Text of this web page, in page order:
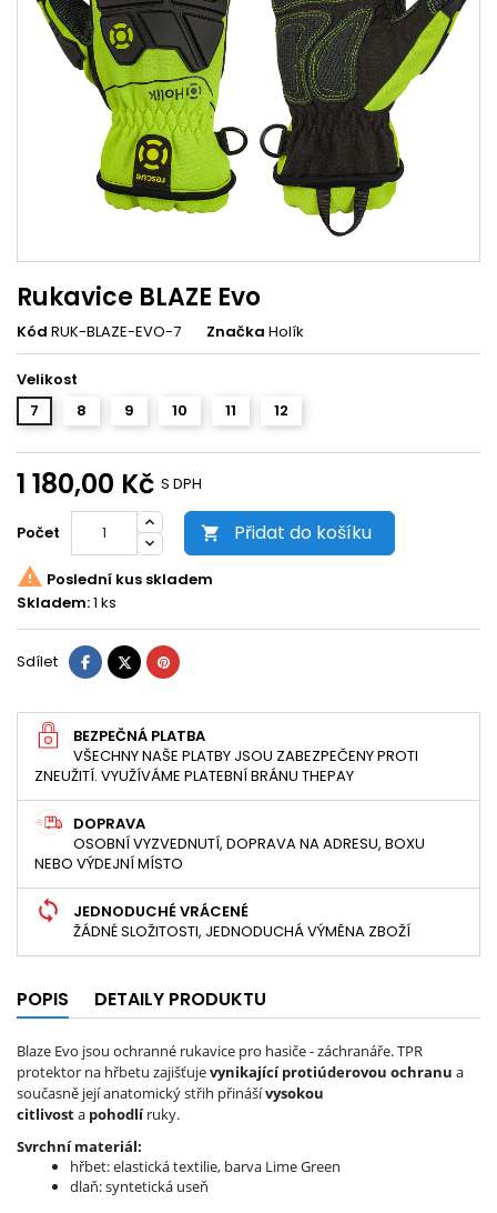
Rukavice BLAZE Evo
Kód RUK-BLAZE-EVO-7 Značka Holík
Velikost
7
8 9 10 11 12
1 180,00 Kč S DPH
Počet  Přidat do košíku
 Poslední kus skladem
Skladem:1 ks
Sdílet SdíletTweetPinterest
BEZPEČNÁ PLATBA
VŠECHNY NAŠE PLATBY JSOU ZABEZPEČENY PROTI
ZNEUŽITÍ. VYUŽÍVÁME PLATEBNÍ BRÁNU THEPAY
DOPRAVA
OSOBNÍ VYZVEDNUTÍ, DOPRAVA NA ADRESU, BOXU
NEBO VÝDEJNÍ MÍSTO
JEDNODUCHÉ VRÁCENÉ
ŽÁDNÉ SLOŽITOSTI, JEDNODUCHÁ VÝMĚNA ZBOŽÍ
POPIS DETAILY PRODUKTU
Blaze Evo jsou ochranné rukavice pro hasiče - záchranáře. TPR
protektor na hřbetu zajišťujevynikající protiúderovou ochranu a
současně její anatomický střih přinášívysokou
citlivosta pohodlí ruky.
Svrchní materiál:
hřbet: elastická textilie, barva Lime Green
dlaň: syntetická useň